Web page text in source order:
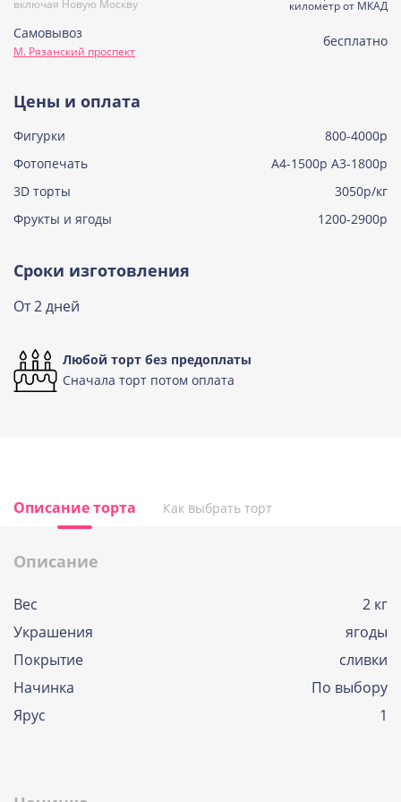
Узнать подробнее о начинке
включая Новую Москву километр от МКАД
Самовывоз
М. Рязанский проспект
бесплатно
Цены и оплата
Фигурки
800-4000р
Фотопечать
А4-1500р А3-1800р
3D торты
3050р/кг
Фрукты и ягоды
1200-2900р
Сроки изготовления
От 2 дней
Любой торт без предоплаты
Сначала торт потом оплата
Описание торта Как выбрать торт
Описание
Вес
2 кг
Украшения
ягоды
Покрытие
сливки
Начинка
По выбору
Ярус
1